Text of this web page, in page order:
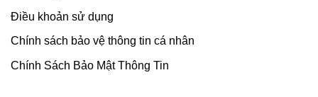
Điều khoản sử dụng
Chính sách bảo vệ thông tin cá nhân
Chính Sách Bảo Mật Thông Tin